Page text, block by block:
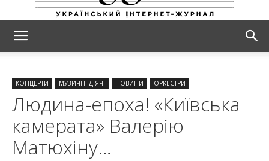
КОНЦЕРТИ МУЗИЧНІ ДІЯЧІ НОВИНИ ОРКЕСТРИ
Людина-епоха! «Київська
камерата» Валерію
Матюхіну…